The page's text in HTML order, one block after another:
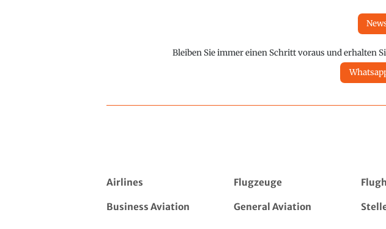
Bleiben Sie immer einen Schritt voraus und erhalten
Airlines Flugzeuge
Business Aviation General Aviation